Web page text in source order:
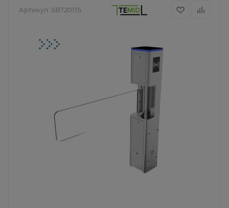
Артикул: SBT2011S